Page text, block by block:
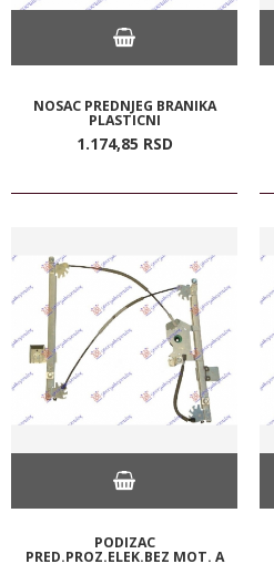
NOSAC PREDNJEG BRANIKA
PLASTICNI
1.174,85 RSD
PODIZAC
PRED.PROZ.ELEK.BEZ MOT. A